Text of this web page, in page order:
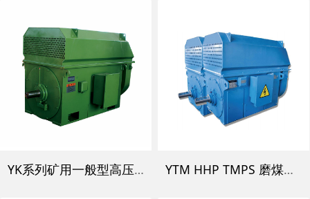
YK系列矿用一般型高压三相异步电动机 YTM HHP TMPS 磨煤机用高压三相异步电动机